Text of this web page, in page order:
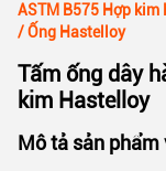
ASTM B575 Hợp kim
/ Ống Hastelloy
Tấm ống dây
kim Hastelloy
Mô tả sản phẩm